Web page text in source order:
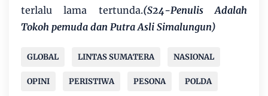
terlalu lama tertunda.(S24-Penulis Adalah
Tokoh pemuda dan Putra Asli Simalungun)
GLOBAL LINTAS SUMATERA NASIONAL
OPINI PERISTIWA PESONA POLDA